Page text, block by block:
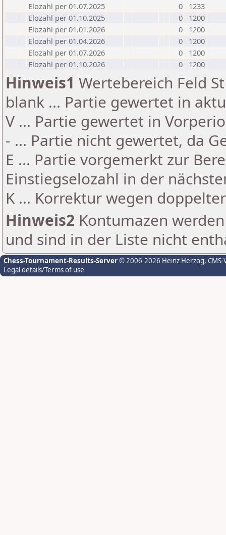
Elozahl per 01.07.2025
0
1233
Elozahl per 01.10.2025
0
1200
Elozahl per 01.01.2026
0
1200
Elozahl per 01.04.2026
0
1200
Elozahl per 01.07.2026
0
1200
Elozahl per 01.10.2026
0 1200
Hinweis1 Wertebereich Feld
blank ... Partie gewertet in
V ... Partie gewertet in
- ... Partie nicht gewertet, da
E ... Partie vorgemerkt zur
Einstiegselozahl in der
K ... Korrektur wegen
Hinweis2 Kontumazen
und sind in der Liste nicht
Chess-Tournament-Results-Server© 2006-2026 Heinz Herzog,
Legal details/Terms of use